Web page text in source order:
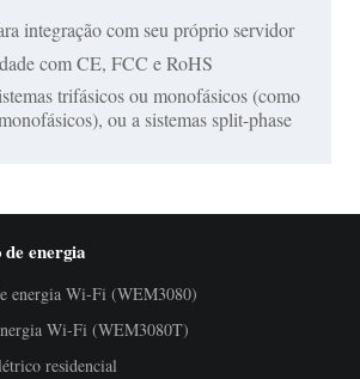
integração com seu próprio servidor
com CE, FCC e RoHS
trifásicos ou monofásicos (como
ou a sistemas split-phase
energia
energia Wi-Fi (WEM3080)
Wi-Fi (WEM3080T)
residencial